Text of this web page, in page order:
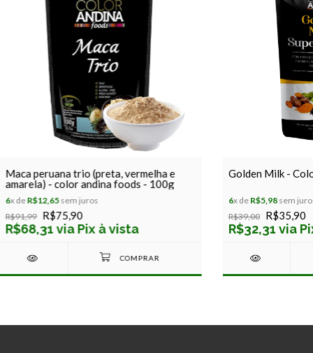
Maca peruana trio (preta, vermelha e
amarela) - color andina foods - 100g
6x deR$12,65sem juros
R$91,99
R$75,90
R$68,31 via Pix à vista
Golden Milk -
6x de R$5,98sem
R$39,00
R$35,90
R$32,31 via